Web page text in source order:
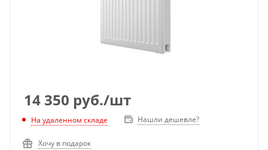
14 350 руб./шт
На удаленном складе Нашли дешевле?
Хочу в подарок